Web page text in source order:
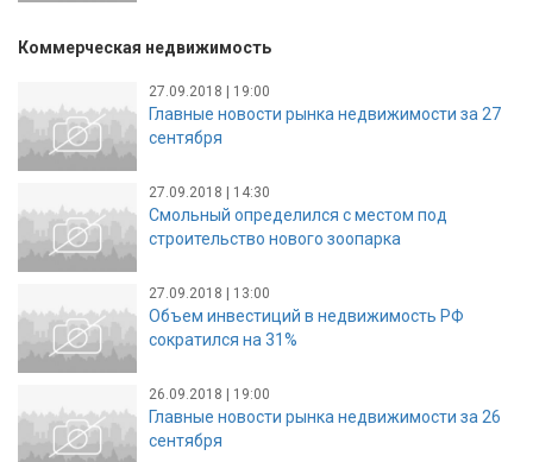
Коммерческая недвижимость
27.09.2018 | 19:00
Главные новости рынка недвижимости за 27
сентября
27.09.2018 | 14:30
Смольный определился с местом под
строительство нового зоопарка
27.09.2018 | 13:00
Объем инвестиций в недвижимость РФ
сократился на 31%
26.09.2018 | 19:00
Главные новости рынка недвижимости за 26
сентября